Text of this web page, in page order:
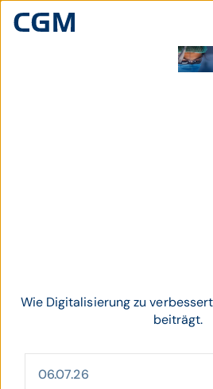
2
Wie Digitalisierung zu
beiträgt.
06.07.26